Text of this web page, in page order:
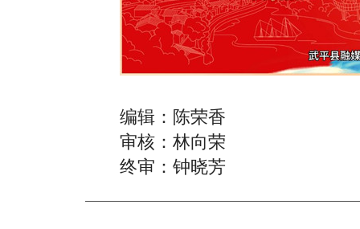
编辑：陈荣香
审核：林向荣
终审：钟晓芳